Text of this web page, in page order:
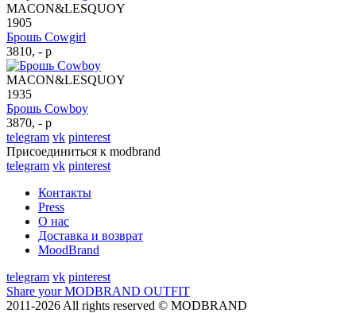
MACON&LESQUOY
1905
Брошь Cowgirl
3810, - р
MACON&LESQUOY
1935
Брошь Cowboy
3870, - р
telegram vk pinterest
Присоединиться к modbrand
telegram vk pinterest
Контакты
Press
О нас
Доставка и возврат
MoodBrand
telegram vk pinterest
Share your MODBRAND OUTFIT
2011-2026 All rights reserved © MODBRAND